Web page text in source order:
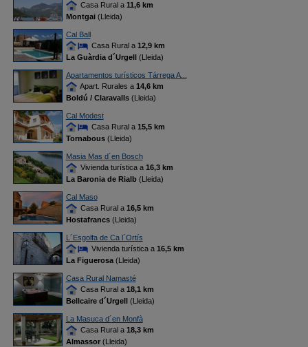
Casa Rural a 11,6 km
Montgai(Lleida)
Cal Ball
Casa Rural a 12,9 km
La Guàrdia d´Urgell(Lleida)
Apartamentos turísticos Tárrega A...
Apart. Rurales a 14,6 km
Boldú / Claravalls(Lleida)
Cal Modest
Casa Rural a 15,5 km
Tornabous(Lleida)
Masia Mas d´en Bosch
Vivienda turística a 16,3 km
La Baronia de Rialb(Lleida)
Cal Maso
Casa Rural a 16,5 km
Hostafrancs(Lleida)
L´Esgolfa de Ca l´Ortís
Vivienda turística a 16,5 km
La Figuerosa(Lleida)
Casa Rural Namasté
Casa Rural a 18,1 km
Bellcaire d´Urgell(Lleida)
La Masuca d´en Monfà
Casa Rural a 18,3 km
Almassor(Lleida)